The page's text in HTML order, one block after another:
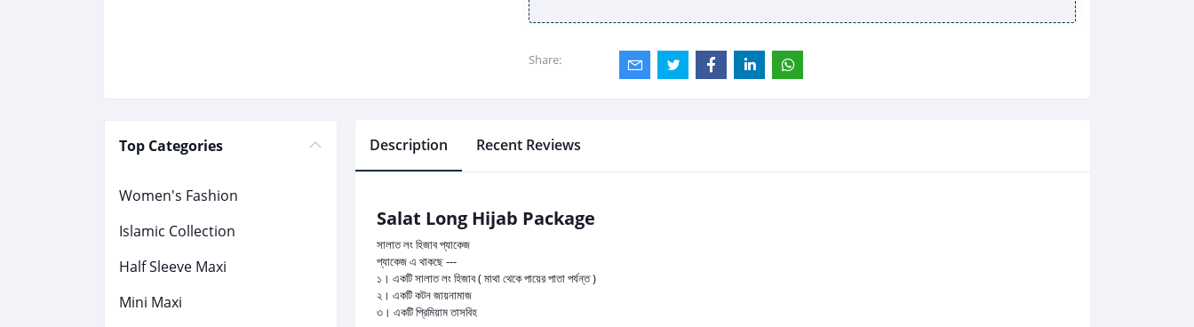
Share:
Top Categories
Women's Fashion
Islamic Collection
Half Sleeve Maxi
Mini Maxi
Description Recent Reviews
Salat Long Hijab Package
সালাত লং হিজাব প্যাকেজ
প্যাকেজ এ থাকছে ---
১। একটি সালাত লং হিজাব ( মাথা থেকে পায়ের পাতা পর্যন্ত )
২। একটি কটন জায়নামাজ
৩। একটি প্রিমিয়াম তাসবিহ